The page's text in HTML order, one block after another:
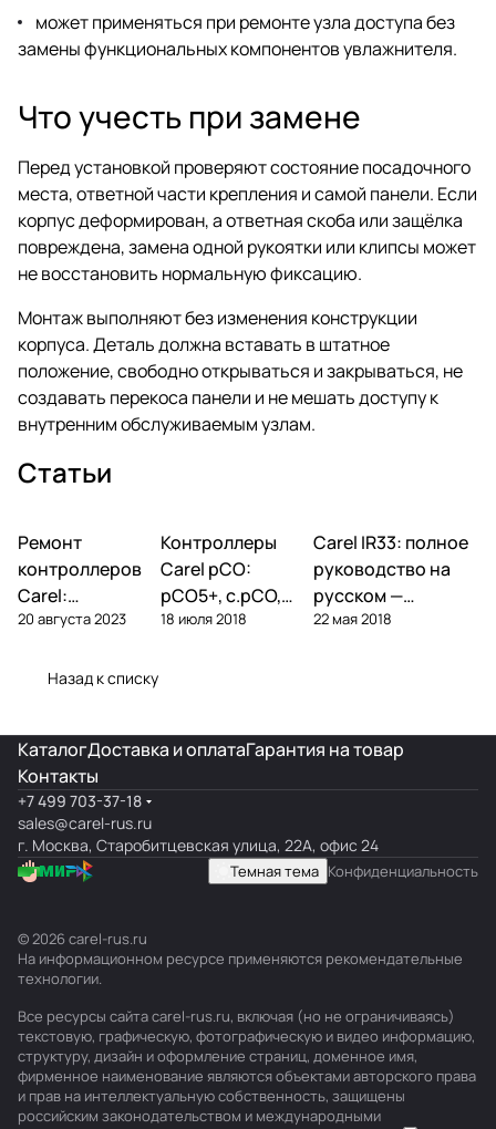
может применяться при ремонте узла доступа без
замены функциональных компонентов увлажнителя.
Что учесть при замене
Перед установкой проверяют состояние посадочного
места, ответной части крепления и самой панели. Если
корпус деформирован, а ответная скоба или защёлка
повреждена, замена одной рукоятки или клипсы может
не восстановить нормальную фиксацию.
Монтаж выполняют без изменения конструкции
корпуса. Деталь должна вставать в штатное
положение, свободно открываться и закрываться, не
создавать перекоса панели и не мешать доступу к
внутренним обслуживаемым узлам.
Статьи
Автоматика и
контроллеры
Ремонт
контроллеров
Carel:
диагностика
поломок и
20 августа 2023
Автоматика и
контроллеры
Контроллеры
Carel pCO:
pCO5+, c.pCO,
pCO mini —
18 июля 2018
Автоматика и
контроллеры
Carel IR33: полное
руководство на
русском —
параметры,
22 мая 2018
Назад к списку
КаталогДоставка и оплатаГарантия на товар
Контакты
+7 499 703-37-18
sales@carel-rus.ru
г. Москва, Старобитцевская улица, 22А, офис 24
Темная тема Конфиденциальность
© 2026 carel-rus.ru
На информационном ресурсе применяются рекомендательные
технологии.
Все ресурсы сайта carel-rus.ru, включая (но не ограничиваясь)
текстовую, графическую, фотографическую и видео информацию,
структуру, дизайн и оформление страниц, доменное имя,
фирменное наименование являются объектами авторского права
и прав на интеллектуальную собственность, защищены
российским законодательством и международными